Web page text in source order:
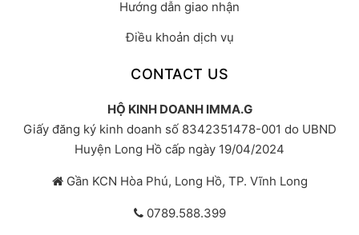
Hướng dẫn giao nhận
Điều khoản dịch vụ
CONTACT US
HỘ KINH DOANH IMMA.G
Giấy đăng ký kinh doanh số 8342351478-001 do UBND
Huyện Long Hồ cấp ngày 19/04/2024
Gần KCN Hòa Phú, Long Hồ, TP. Vĩnh Long
0789.588.399